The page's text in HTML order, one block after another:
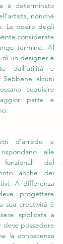
è determinato
nonché
Le opere degli
considerate
termine. Al
di un designer è
dall'utilità e
alcuni
acquisire
parte è
d'arredo e
alle
del
anche dei
A differenza
progettare
sua creatività è
applicata a
deve possedere
la conoscenza